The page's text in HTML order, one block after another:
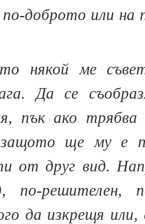
доброто или на
някой ме
Да се
пък ако
защото ще му е
от друг вид.
по-решителен,
да изкрещя или,